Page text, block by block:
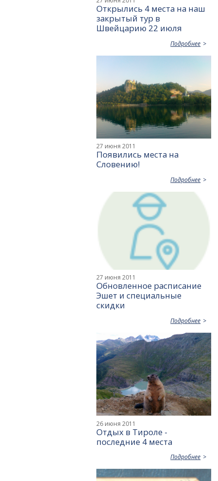
Открылись 4 места на наш
закрытый тур в
Швейцарию 22 июля
Подробнее
27 июня 2011
Появились места на
Словению!
Подробнее
27 июня 2011
Обновленное расписание
Эшет и специальные
скидки
Подробнее
26 июня 2011
Отдых в Тироле -
последние 4 места
Подробнее